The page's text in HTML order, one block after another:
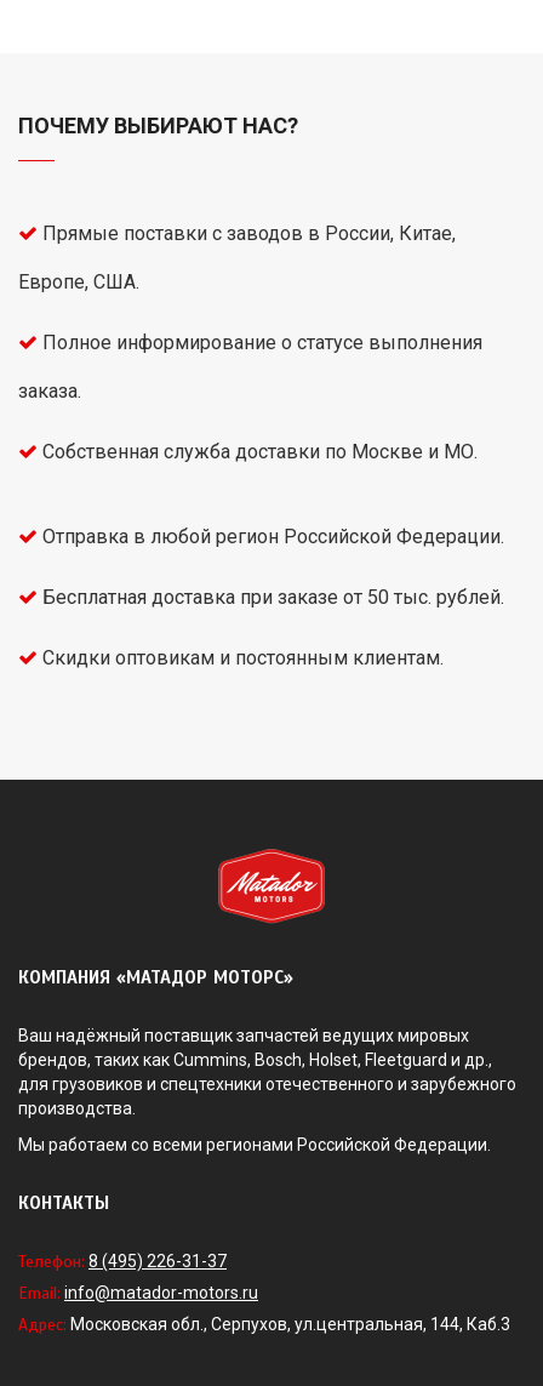
ПОЧЕМУ ВЫБИРАЮТ НАС?
Прямые поставки с заводов в России, Китае,
Европе, США.
Полное информирование о статусе выполнения
заказа.
Собственная служба доставки по Москве и МО.
Отправка в любой регион Российской Федерации.
Бесплатная доставка при заказе от 50 тыс. рублей.
Скидки оптовикам и постоянным клиентам.
КОМПАНИЯ «МАТАДОР МОТОРС»
Ваш надёжный поставщик запчастей ведущих мировых
брендов, таких как Cummins, Bosch, Holset, Fleetguard и др.,
для грузовиков и спецтехники отечественного и зарубежного
производства.
Мы работаем со всеми регионами Российской Федерации.
КОНТАКТЫ
Телефон: 8 (495) 226-31-37
Email: info@matador-motors.ru
Адрес: Московская обл., Серпухов, ул.центральная, 144, Каб.3